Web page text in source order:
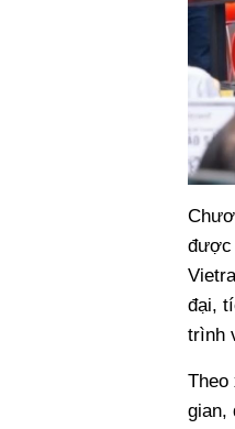
được
đại,
trình
Theo
gian,